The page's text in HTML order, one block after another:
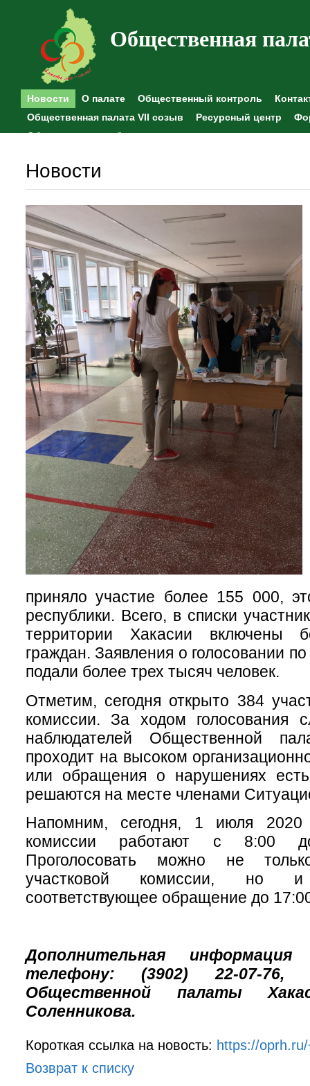
Общественная
Новости О палате Общественный контроль
Общественная палата VII созыв
Ресурсный центр
Общественные наблюдения
Новости
приняло участие более 155 000,
республики. Всего, в списки
территории Хакасии включены
граждан. Заявления о голосовании
подали более трех тысяч человек.
Отметим, сегодня открыто 384
комиссии. За ходом голосования
наблюдателей Общественной
проходит на высоком
или обращения о нарушениях
решаются на месте членами
Напомним, сегодня, 1 июля 2020
комиссии работают с 8:00
Проголосовать можно не
участковой комиссии, но
соответствующее обращение до
Дополнительная
телефону: (3902) 22-07-76,
Общественной палаты
Соленникова.
Короткая ссылка на новость: https://
Возврат к списку